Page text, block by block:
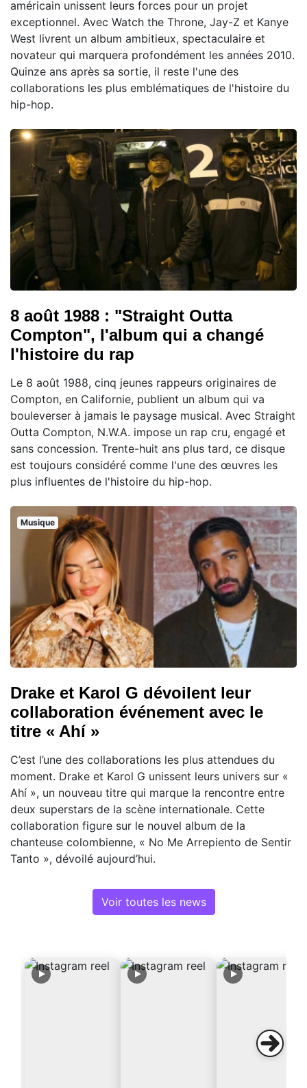
américain unissent leurs forces pour un projet
exceptionnel. Avec Watch the Throne, Jay-Z et Kanye
West livrent un album ambitieux, spectaculaire et
novateur qui marquera profondément les années 2010.
Quinze ans après sa sortie, il reste l'une des
collaborations les plus emblématiques de l'histoire du
hip-hop.
8 août 1988 : "Straight Outta
Compton", l'album qui a changé
l'histoire du rap
Le 8 août 1988, cinq jeunes rappeurs originaires de
Compton, en Californie, publient un album qui va
bouleverser à jamais le paysage musical. Avec Straight
Outta Compton, N.W.A. impose un rap cru, engagé et
sans concession. Trente-huit ans plus tard, ce disque
est toujours considéré comme l'une des œuvres les
plus influentes de l'histoire du hip-hop.
Musique
Drake et Karol G dévoilent leur
collaboration événement avec le
titre « Ahí »
C’est l’une des collaborations les plus attendues du
moment. Drake et Karol G unissent leurs univers sur «
Ahí », un nouveau titre qui marque la rencontre entre
deux superstars de la scène internationale. Cette
collaboration figure sur le nouvel album de la
chanteuse colombienne, « No Me Arrepiento de Sentir
Tanto », dévoilé aujourd’hui.
Voir toutes les news